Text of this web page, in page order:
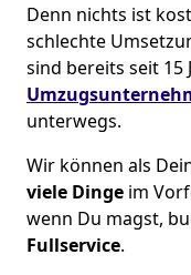
Denn nichts ist
schlechte
sind bereits seit 15
unterwegs.
Wir können als
viele Dinge im
wenn Du magst,
Fullservice.